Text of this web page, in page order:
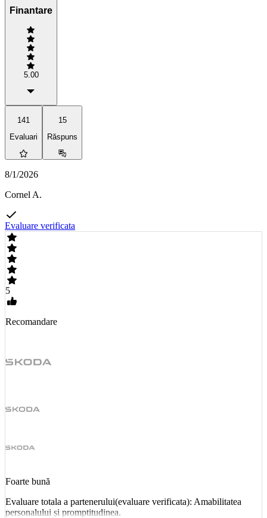
Finantare
5.00
141
Evaluari
15
Răspuns
8/1/2026
Cornel A.
Evaluare verificata
5
Recomandare
Foarte bună
Evaluare totala a partenerului(evaluare verificata): Amabilitatea
personalului și promptitudinea.